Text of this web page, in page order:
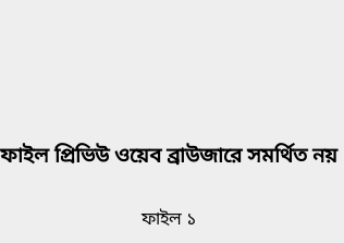
ফাইল প্রিভিউ ওয়েব ব্রাউজারে সমর্থিত নয়
ফাইল ১